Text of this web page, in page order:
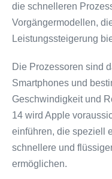
die schnelleren
Vorgängermodellen,
Leistungssteigerung
Die Prozessoren sind
Smartphones und
Geschwindigkeit und
14 wird Apple
einführen, die speziell
schnellere und
ermöglichen.